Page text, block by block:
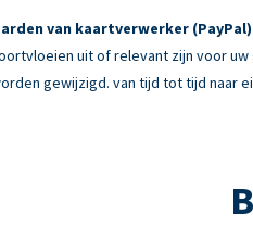
van kaartverwerker
uit of relevant zijn voor
gewijzigd. van tijd tot tijd naar